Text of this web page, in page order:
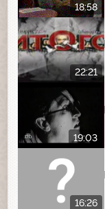
18:58
22:21
19:03
16:26